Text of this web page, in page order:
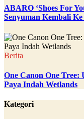
ABARO ‘Shoes For
Senyuman Kembali Ke
Berita
One Canon One
Paya Indah Wetlands
Kategori